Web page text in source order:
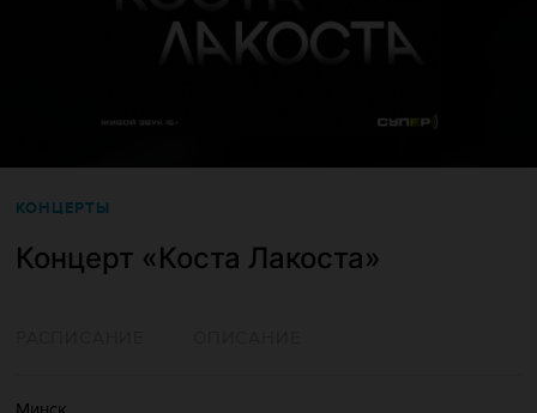
КОНЦЕРТЫ
Концерт «‎Коста Лакоста»